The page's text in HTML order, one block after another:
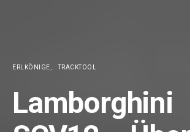
ERLKÖNIGE TRACKTOOL
Lamborghini